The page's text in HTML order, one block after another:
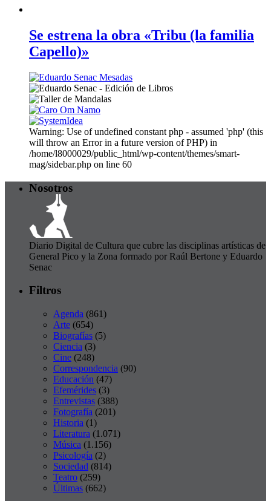
Se estrena la obra «Tribu (la familia
Capello)»
Warning: Use of undefined constant php - assumed 'php' (this
will throw an Error in a future version of PHP) in
/home/l8000029/public_html/wp-content/themes/smart-
mag/sidebar.php on line 60
Nosotros
Diario Digital de Cultura que cubre las disciplinas artísticas de
General Pico y la Zona formado por Raúl Bertone y Eduardo
Senac
Filtros
Agenda (861)
Arte (654)
Biografías (5)
Ciencia (3)
Cine (248)
Correspondencia (90)
Educación (47)
Efemérides (3)
Entrevistas (388)
Fotografía (201)
Historia (1)
Literatura (1.071)
Música (1.156)
Psicología (2)
Sociedad (814)
Teatro (259)
Últimas (662)